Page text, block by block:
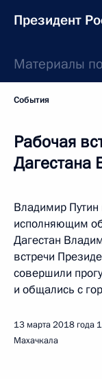
Президент
Материалы
События
Рабочая
Дагестана
Владимир
исполняющим
Дагестан
встречи
совершили
и общались с
13 марта 2018 года
Махачкала